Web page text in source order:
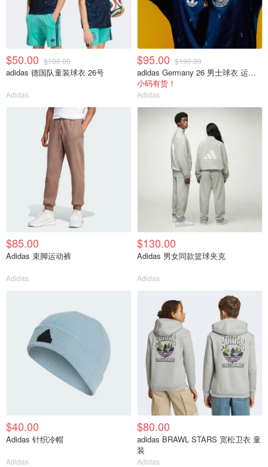
$50.00 $100.00
adidas 德国队童装球衣 26号
Adidas
$95.00 $190.00
adidas Germany 26 男士球衣 运动款
小码有货！
Adidas
$85.00
Adidas 束脚运动裤
Adidas
$130.00
Adidas 男女同款篮球夹克
Adidas
$40.00
Adidas 针织冷帽
Adidas
$80.00
adidas BRAWL STARS 宽松卫衣 童
装
Adidas